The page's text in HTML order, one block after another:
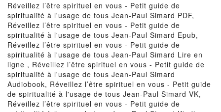
Réveillez l’être spirituel en vous - Petit guide de
spiritualité à l'usage de tous Jean-Paul Simard PDF,
Réveillez l’être spirituel en vous - Petit guide de
spiritualité à l'usage de tous Jean-Paul Simard Epub,
Réveillez l’être spirituel en vous - Petit guide de
spiritualité à l'usage de tous Jean-Paul Simard Lire en
ligne , Réveillez l’être spirituel en vous - Petit guide de
spiritualité à l'usage de tous Jean-Paul Simard
Audiobook, Réveillez l’être spirituel en vous - Petit guide
de spiritualité à l'usage de tous Jean-Paul Simard VK,
Réveillez l’être spirituel en vous - Petit guide de